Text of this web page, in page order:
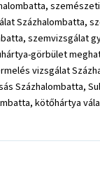
Százhalombatta,
szemvizsgálat
görbület
vizsgálat
Százhalombatta,
kötőhártya